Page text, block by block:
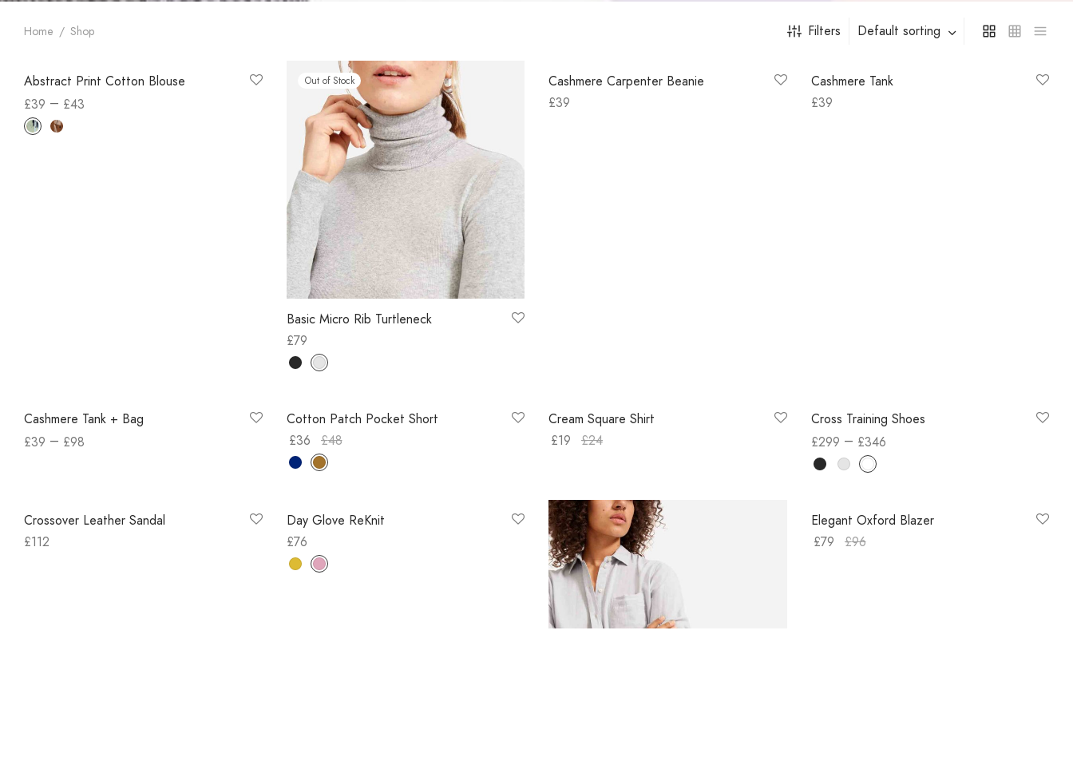
Home / Shop Filters Default sorting
Abstract Print Cotton Blouse
£39 – £43
Select options
Out of Stock
Basic Micro Rib Turtleneck
£79
Select options
Cashmere Carpenter Beanie
£39
Cashmere Tank
£39
Cashmere Tank + Bag
£39 – £98
Cotton Patch Pocket Short
£36 £48
Select options
Cream Square Shirt
£19 £24
Cross Training Shoes
£299 – £346
Select options
Crossover Leather Sandal
£112
Day Glove ReKnit
£76
Select options
Elegant Oxford Blazer
£79 £96